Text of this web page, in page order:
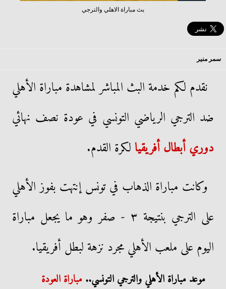
بث مباراة الاهلي والترجي
سمر منير
نقدم لكم خدمة البث المباشر لمشاهدة مباراة الأهلي
ضد الترجي الرياضي التونسي في عودة نصف نهائي
دوري أبطال أفريقيا لكرة القدم.
وكانت مباراة الذهاب في تونس إنتهت بفوز الأهلي
على الترجي بنتيجة ٣ - صفر وهو ما يجعل مباراة
اليوم على ملعب الأهلي مجرد نزهة لبطل أفريقيا.
موعد مباراة الأهلي والترجي التونسي..مباراة العودة